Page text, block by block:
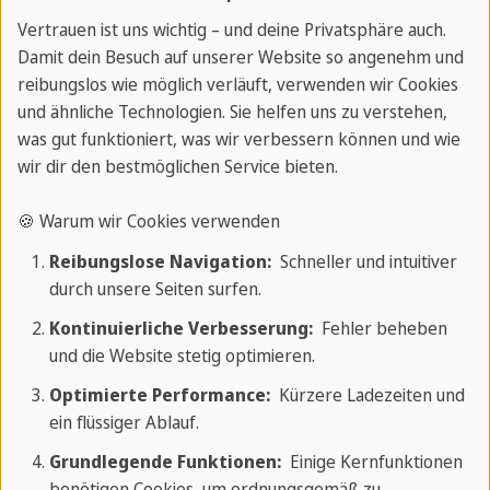
Bewerbungsschreiben angeben
Mit ausgezeichneten Sprachkenntnissen
im Lebenslauf kannst du deinen
zukünftigen Arbeitgebern den
entscheidenden Vorteil gegenüber
anderen Bewerbern liefern. Besonders
nützlich sind Sprachkenntnisse in Feldern
wie Sales oder Marketing oder in
Unternehmen, die auf internationaler
Basis arbeiten. Doch wie gibt man seine
Sprachkenntnisse im Lebenslauf richtig
an? Genau dieser Frage werden wir
eingehen und dir nützliche Tipps und
Hinweise für die richtige Präsentation
deiner Sprachkenntnisse in Bewerbungen
geben. Zudem geben wir dir einige
Vertrauen ist uns wichtig – und deine Privatsphäre auch.
Damit dein Besuch auf unserer Website so angenehm und
reibungslos wie möglich verläuft, verwenden wir Cookies
und ähnliche Technologien. Sie helfen uns zu verstehen,
was gut funktioniert, was wir verbessern können und wie
wir dir den bestmöglichen Service bieten.
🍪 Warum wir Cookies verwenden
Reibungslose Navigation:Schneller und intuitiver
durch unsere Seiten surfen.
Kontinuierliche Verbesserung:Fehler beheben
und die Website stetig optimieren.
Optimierte Performance:Kürzere Ladezeiten und
ein flüssiger Ablauf.
Grundlegende Funktionen:Einige Kernfunktionen